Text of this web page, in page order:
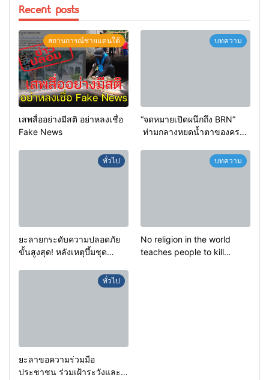
Recent posts
สถานการณ์ชายแดนใต้
เสพสื่ออย่างมีสติ อย่าหลงเชื่อ
Fake News
บทความ
“จดหมายเปิดผนึกถึง BRN”
ท่ามกลางหยดน้ำตาของครอบ
สะอื้นของทารกน้อยที่ต้อง
ทั่วไป
ยะลายกระดับความปลอดภัย
ขั้นสูงสุด! หลังเหตุบึ้มชุด
กรองเตือนเฝ้าระวังแกนนำสั่ง
บทความ
No religion in the world
teaches people to kill
ทั่วไป
ยะลาขอความร่วมมือ
ประชาชน ร่วมเฝ้าระวังและ